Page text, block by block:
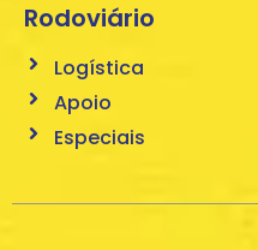
Rodoviário
Logística
Apoio
Especiais